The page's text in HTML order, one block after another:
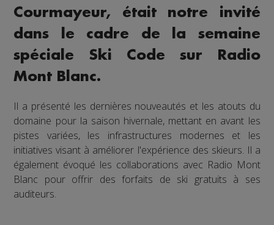
Courmayeur, était notre invité
dans le cadre de la semaine
spéciale Ski Code sur Radio
Mont Blanc.
Il a présenté les dernières nouveautés et les atouts du
domaine pour la saison hivernale, mettant en avant les
pistes variées, les infrastructures modernes et les
initiatives visant à améliorer l'expérience des skieurs. Il a
également évoqué les collaborations avec Radio Mont
Blanc pour offrir des forfaits de ski gratuits à ses
auditeurs.